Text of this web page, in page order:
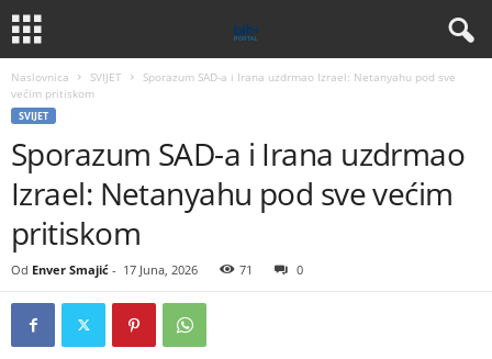
Naslovnica SVIJET
Sporazum SAD-a i Irana uzdrmao Izrael: Netanyahu pod sve
većim pritiskom
SVIJET
Sporazum SAD-a i Irana uzdrmao
Izrael: Netanyahu pod sve većim
pritiskom
Od Enver Smajić - 17 Juna, 2026 71 0